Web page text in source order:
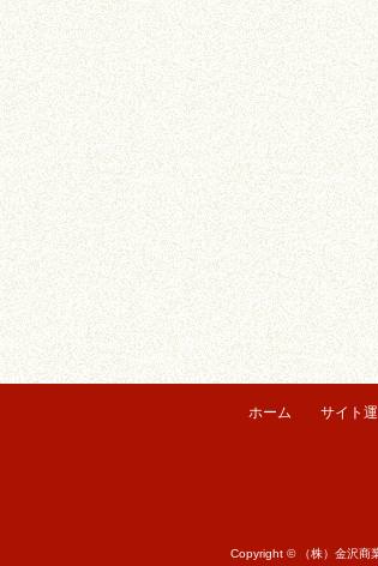
ホーム サイト
Copyright © （株）金沢商